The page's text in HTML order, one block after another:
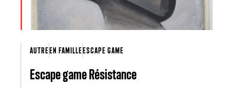
AUTREEN FAMILLEESCAPE GAME
Escape game Résistance